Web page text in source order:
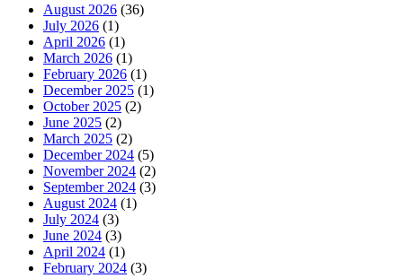
August 2026 (36)
July 2026 (1)
April 2026 (1)
March 2026 (1)
February 2026 (1)
December 2025 (1)
October 2025 (2)
June 2025 (2)
March 2025 (2)
December 2024 (5)
November 2024 (2)
September 2024 (3)
August 2024 (1)
July 2024 (3)
June 2024 (3)
April 2024 (1)
February 2024 (3)